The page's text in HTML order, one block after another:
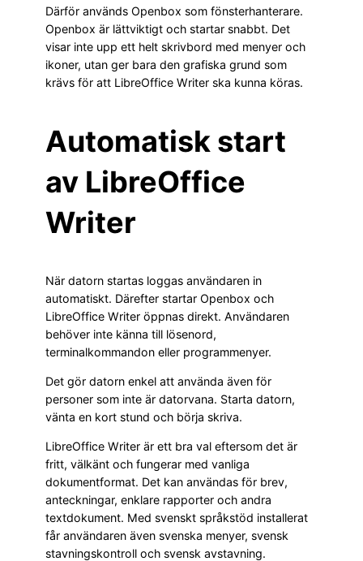
Därför används Openbox som fönsterhanterare.
Openbox är lättviktigt och startar snabbt. Det
visar inte upp ett helt skrivbord med menyer och
ikoner, utan ger bara den grafiska grund som
krävs för att LibreOffice Writer ska kunna köras.
Automatisk start
av LibreOffice
Writer
När datorn startas loggas användaren in
automatiskt. Därefter startar Openbox och
LibreOffice Writer öppnas direkt. Användaren
behöver inte känna till lösenord,
terminalkommandon eller programmenyer.
Det gör datorn enkel att använda även för
personer som inte är datorvana. Starta datorn,
vänta en kort stund och börja skriva.
LibreOffice Writer är ett bra val eftersom det är
fritt, välkänt och fungerar med vanliga
dokumentformat. Det kan användas för brev,
anteckningar, enklare rapporter och andra
textdokument. Med svenskt språkstöd installerat
får användaren även svenska menyer, svensk
stavningskontroll och svensk avstavning.